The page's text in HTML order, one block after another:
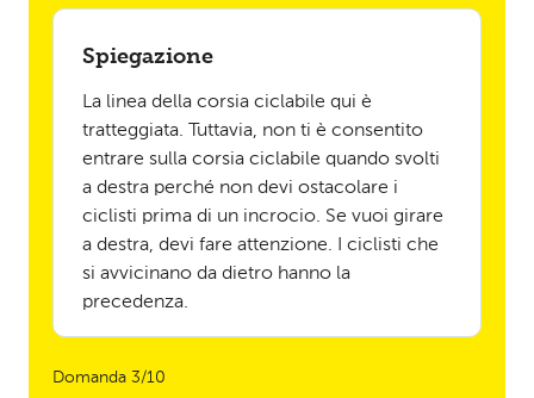
Spiegazione
La linea della corsia ciclabile qui è
tratteggiata. Tuttavia, non ti è consentito
entrare sulla corsia ciclabile quando svolti
a destra perché non devi ostacolare i
ciclisti prima di un incrocio. Se vuoi girare
a destra, devi fare attenzione. I ciclisti che
si avvicinano da dietro hanno la
precedenza.
Domanda 3/10